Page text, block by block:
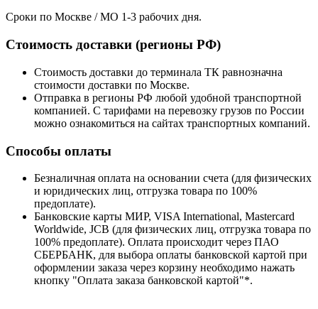
Сроки по Москве / МО 1-3 рабочих дня.
Стоимость доставки (регионы РФ)
Стоимость доставки до терминала ТК равнозначна
стоимости доставки по Москве.
Отправка в регионы РФ любой удобной транспортной
компанией. С тарифами на перевозку грузов по России
можно ознакомиться на сайтах транспортных компаний.
Способы оплаты
Безналичная оплата на основании счета (для физических
и юридических лиц, отгрузка товара по 100%
предоплате).
Банковские карты МИР, VISA International, Mastercard
Worldwide, JCB (для физических лиц, отгрузка товара по
100% предоплате). Оплата происходит через ПАО
СБЕРБАНК, для выбора оплаты банковской картой при
оформлении заказа через корзину необходимо нажать
кнопку "Оплата заказа банковской картой"*.